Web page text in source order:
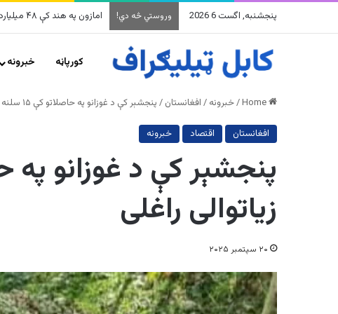
پنجشنبه, اگست 6 2026 وروستي څه دي! امازون په هند کې ۴۸ میلیارده ډالرو پانګونه کوي
کورپاڼه خبرونه
/خبرونه / افغانستان / پنجشېر کې د غوزانو په حاصلاتو کې ۱۵ سلنه زیاتوالی راغلی
افغانستان اقتصاد خبرونه
زیاتوالی راغلی
۲۰ سپتمبر ۲۰۲۵